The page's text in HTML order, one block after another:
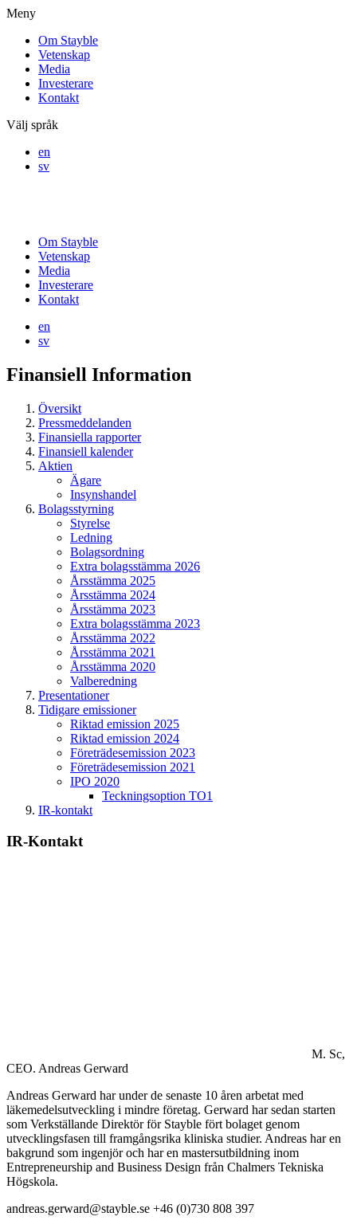
Meny
Om Stayble
Vetenskap
Media
Investerare
Kontakt
Välj språk
en
sv
Om Stayble
Vetenskap
Media
Investerare
Kontakt
en
sv
Finansiell Information
Översikt
Pressmeddelanden
Finansiella rapporter
Finansiell kalender
Aktien
Ägare
Insynshandel
Bolagsstyrning
Styrelse
Ledning
Bolagsordning
Extra bolagsstämma 2026
Årsstämma 2025
Årsstämma 2024
Årsstämma 2023
Extra bolagsstämma 2023
Årsstämma 2022
Årsstämma 2021
Årsstämma 2020
Valberedning
Presentationer
Tidigare emissioner
Riktad emission 2025
Riktad emission 2024
Företrädesemission 2023
Företrädesemission 2021
IPO 2020
Teckningsoption TO1
IR-kontakt
IR-Kontakt
M. Sc,
CEO. Andreas Gerward
Andreas Gerward har under de senaste 10 åren arbetat med
läkemedelsutveckling i mindre företag. Gerward har sedan starten
som Verkställande Direktör för Stayble fört bolaget genom
utvecklingsfasen till framgångsrika kliniska studier. Andreas har en
bakgrund som ingenjör och har en mastersutbildning inom
Entrepreneurship and Business Design från Chalmers Tekniska
Högskola.
andreas.gerward@stayble.se +46 (0)730 808 397